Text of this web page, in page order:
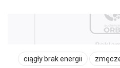
ciągły brak energii